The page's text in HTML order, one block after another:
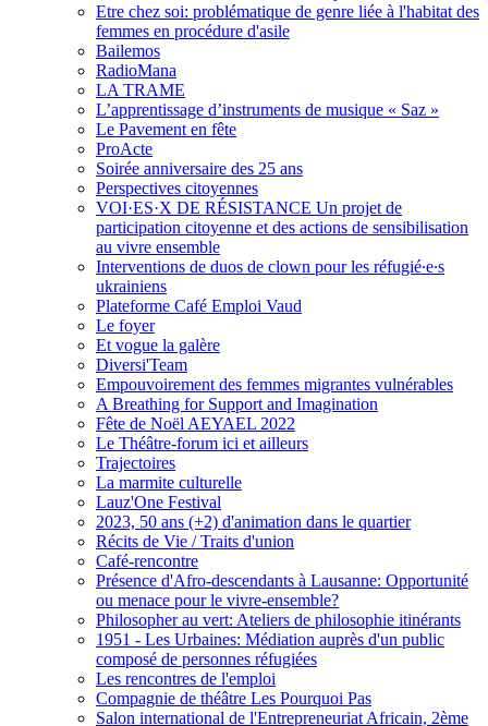
Etre chez soi: problématique de genre liée à l'habitat des
femmes en procédure d'asile
Bailemos
RadioMana
LA TRAME
L’apprentissage d’instruments de musique « Saz »
Le Pavement en fête
ProActe
Soirée anniversaire des 25 ans
Perspectives citoyennes
VOI·ES·X DE RÉSISTANCE Un projet de
participation citoyenne et des actions de sensibilisation
au vivre ensemble
Interventions de duos de clown pour les réfugié∙e∙s
ukrainiens
Plateforme Café Emploi Vaud
Le foyer
Et vogue la galère
Diversi'Team
Empouvoirement des femmes migrantes vulnérables
A Breathing for Support and Imagination
Fête de Noël AEYAEL 2022
Le Théâtre-forum ici et ailleurs
Trajectoires
La marmite culturelle
Lauz'One Festival
2023, 50 ans (+2) d'animation dans le quartier
Récits de Vie / Traits d'union
Café-rencontre
Présence d'Afro-descendants à Lausanne: Opportunité
ou menace pour le vivre-ensemble?
Philosopher au vert: Ateliers de philosophie itinérants
1951 - Les Urbaines: Médiation auprès d'un public
composé de personnes réfugiées
Les rencontres de l'emploi
Compagnie de théâtre Les Pourquoi Pas
Salon international de l'Entrepreneuriat Africain, 2ème